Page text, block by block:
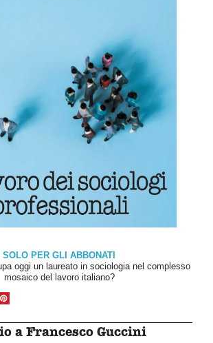
SOLO PER GLI ABBONATI
oggi un laureato in sociologia nel complesso
mosaico del lavoro italiano?
a Francesco Guccini